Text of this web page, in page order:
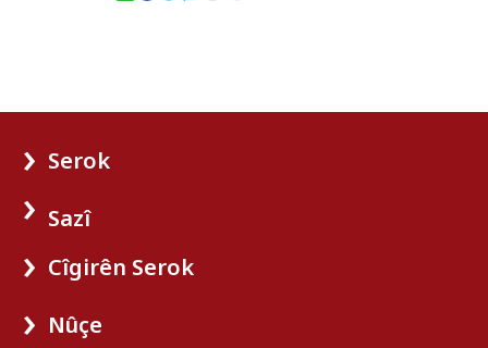
Serok
Sazî
Cîgirên Serok
Nûçe